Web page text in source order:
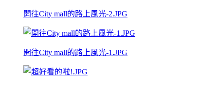
開往City mall的路上風光-2.JPG
開往City mall的路上風光-1.JPG